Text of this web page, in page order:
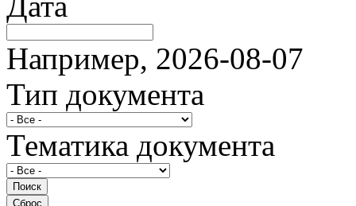
Например, 2026-08-07
Тип документа
Тематика документа